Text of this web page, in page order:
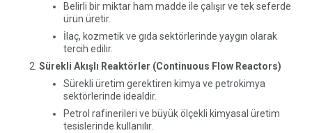
Belirli bir miktar ham madde ile çalışır ve tek seferde
ürün üretir.
İlaç, kozmetik ve gıda sektörlerinde yaygın olarak
tercih edilir.
Sürekli Akışlı Reaktörler (Continuous Flow Reactors)
Sürekli üretim gerektiren kimya ve petrokimya
sektörlerinde idealdir.
Petrol rafinerileri ve büyük ölçekli kimyasal üretim
tesislerinde kullanılır.